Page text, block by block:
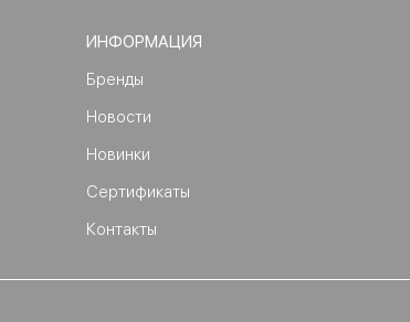
ИНФОРМАЦИЯ
Бренды
Новости
Новинки
Сертификаты
Контакты